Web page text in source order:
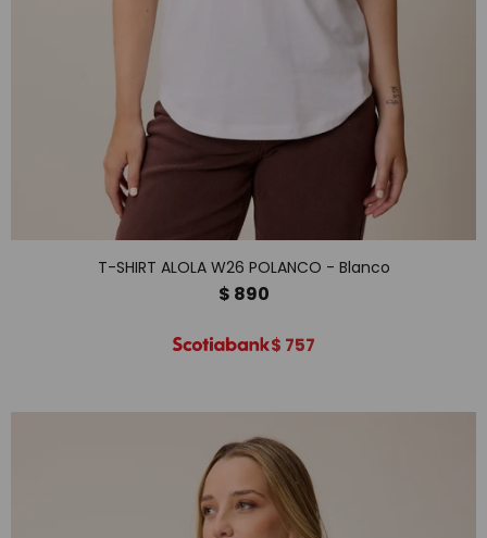
T-SHIRT ALOLA W26 POLANCO - Blanco
$ 890
$ 757